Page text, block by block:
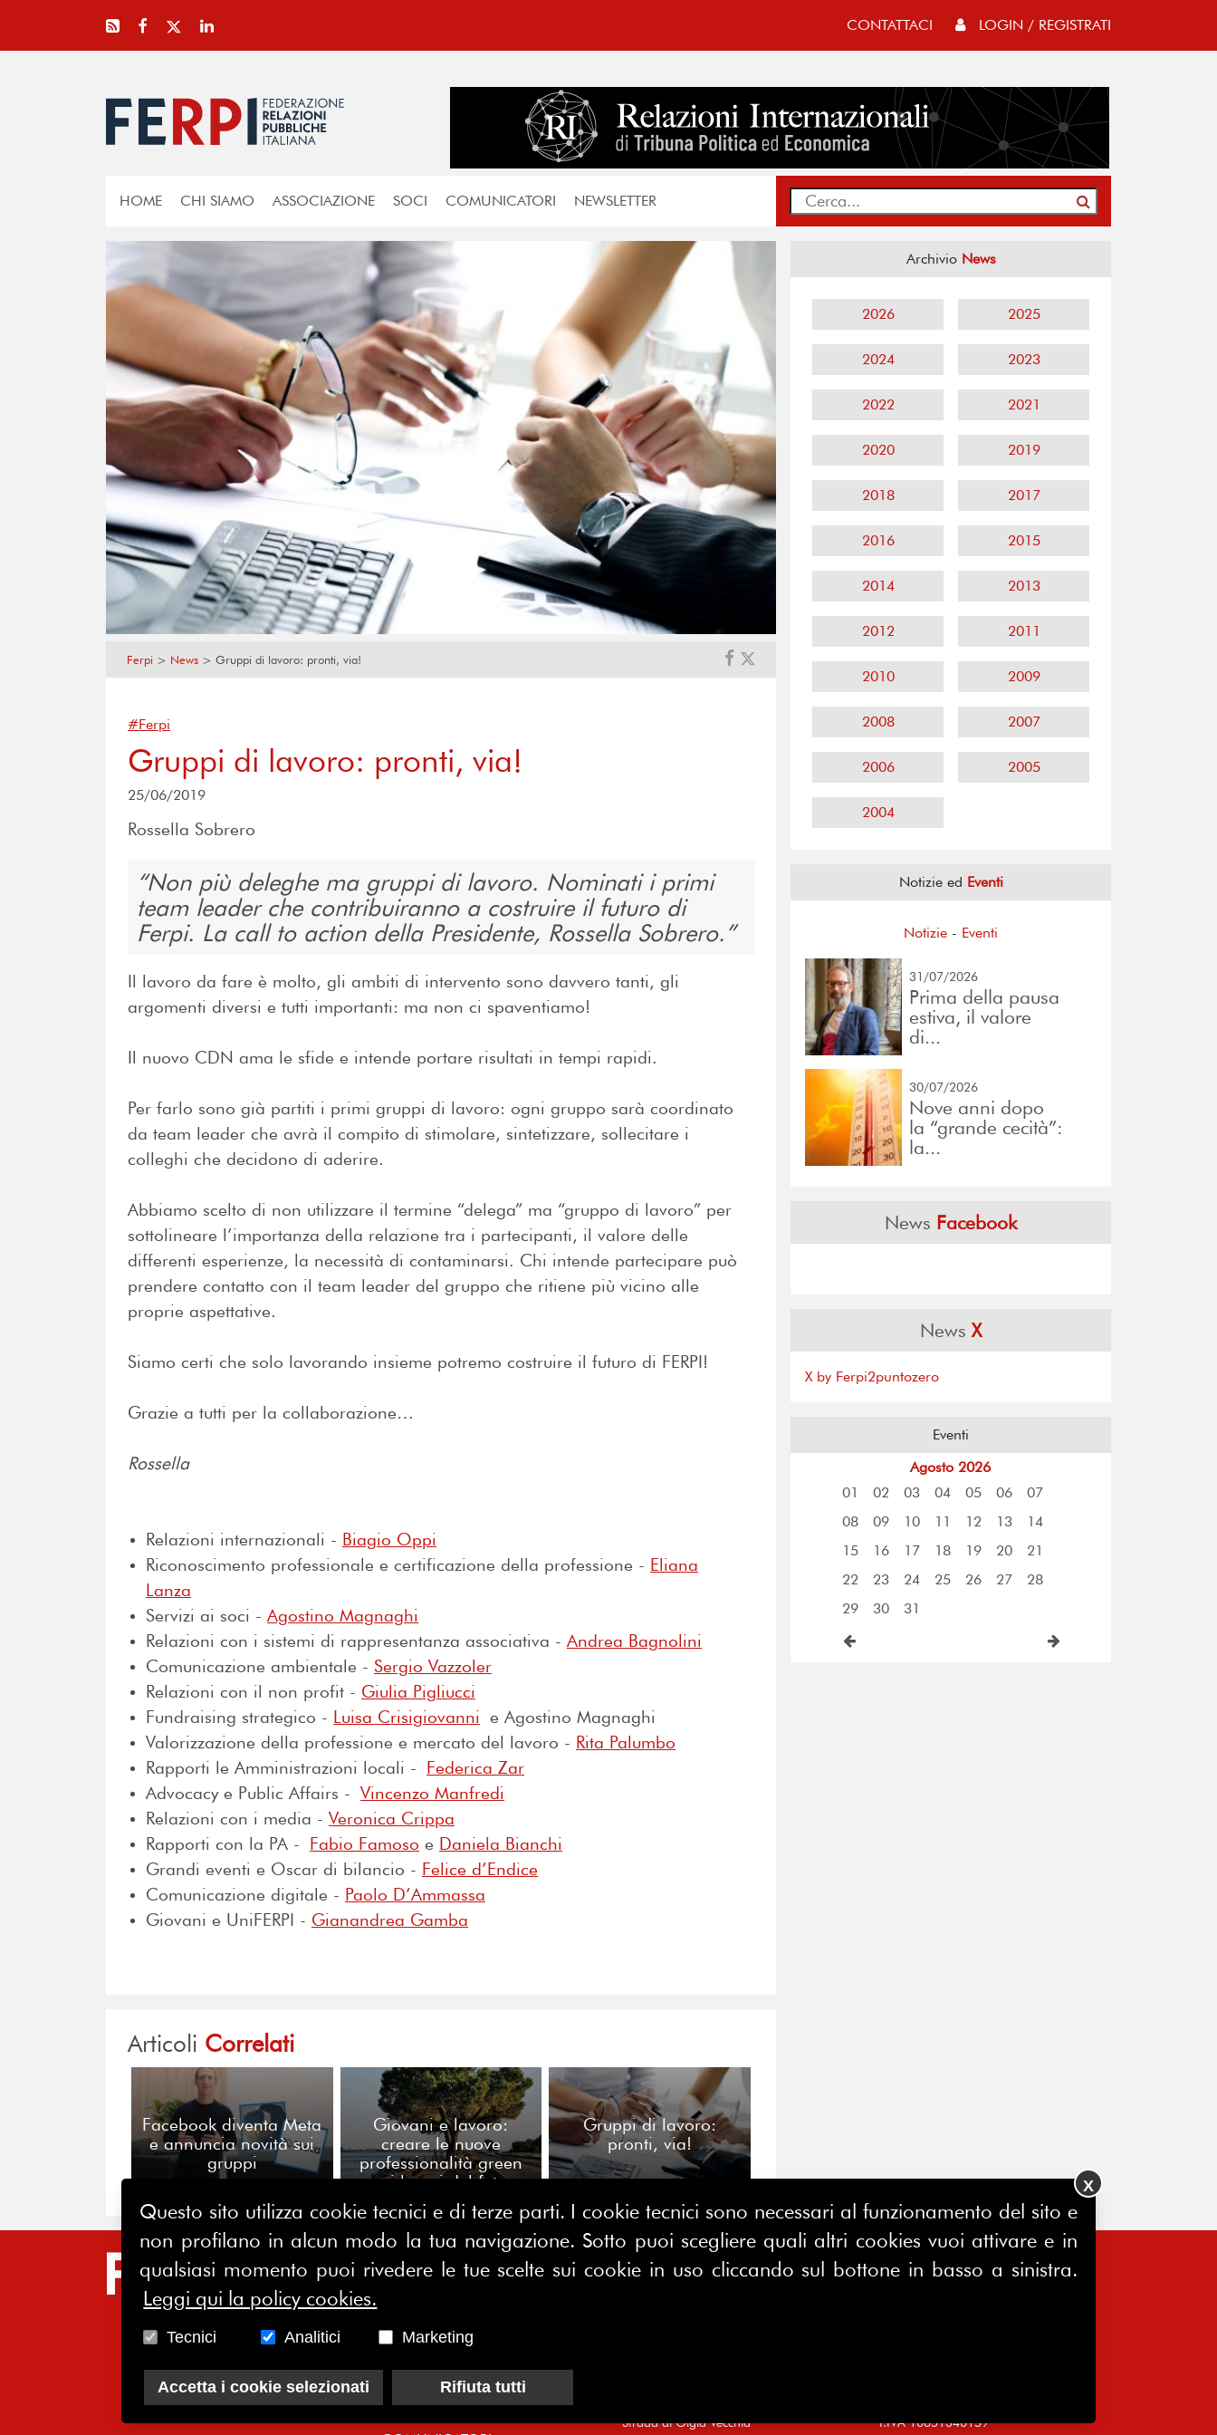
CONTATTACI LOGIN / REGISTRATI
HOME CHI SIAMO ASSOCIAZIONE SOCI COMUNICATORI NEWSLETTER
Ferpi > News > Gruppi di lavoro: pronti, via!
#Ferpi
Gruppi di lavoro: pronti, via!
25/06/2019
Rossella Sobrero
Non più deleghe ma gruppi di lavoro. Nominati i primi
team leader che contribuiranno a costruire il futuro di
Ferpi. La call to action della Presidente, Rossella Sobrero.
Il lavoro da fare è molto, gli ambiti di intervento sono davvero tanti, gli
argomenti diversi e tutti importanti: ma non ci spaventiamo!
Il nuovo CDN ama le sfide e intende portare risultati in tempi rapidi.
Per farlo sono già partiti i primi gruppi di lavoro: ogni gruppo sarà coordinato
da team leader che avrà il compito di stimolare, sintetizzare, sollecitare i
colleghi che decidono di aderire.
Abbiamo scelto di non utilizzare il termine “delega” ma “gruppo di lavoro” per
sottolineare l’importanza della relazione tra i partecipanti, il valore delle
differenti esperienze, la necessità di contaminarsi. Chi intende partecipare può
prendere contatto con il team leader del gruppo che ritiene più vicino alle
proprie aspettative.
Siamo certi che solo lavorando insieme potremo costruire il futuro di FERPI!
Grazie a tutti per la collaborazione…
Rossella
Relazioni internazionali - Biagio Oppi
Riconoscimento professionale e certificazione della professione - Eliana
Lanza
Servizi ai soci - Agostino Magnaghi
Relazioni con i sistemi di rappresentanza associativa - Andrea Bagnolini
Comunicazione ambientale - Sergio Vazzoler
Relazioni con il non profit - Giulia Pigliucci
Fundraising strategico - Luisa Crisigiovanni e Agostino Magnaghi
Valorizzazione della professione e mercato del lavoro - Rita Palumbo
Rapporti le Amministrazioni locali - Federica Zar
Advocacy e Public Affairs - Vincenzo Manfredi
Relazioni con i media - Veronica Crippa
Rapporti con la PA - Fabio Famoso e Daniela Bianchi
Grandi eventi e Oscar di bilancio - Felice d’Endice
Comunicazione digitale - Paolo D’Ammassa
Giovani e UniFERPI - Gianandrea Gamba
Articoli Correlati
Facebook diventa Meta
e annuncia novità sui
gruppi
Giovani e lavoro:
creare le nuove
professionalità green
per i lavori del futuro
Gruppi di lavoro:
pronti, via!
Archivio News
2026 2025
2024 2023
2022 2021
2020 2019
2018 2017
2016 2015
2014 2013
2012 2011
2010 2009
2008 2007
2006 2005
2004
Notizie ed Eventi
Notizie - Eventi
31/07/2026
Prima della pausa
estiva, il valore
di...
30/07/2026
Nove anni dopo
la “grande cecità”:
la...
News Facebook
NewsX
X by Ferpi2puntozero
Eventi
Agosto 2026
01
02 03 04 05 06
07
08
09 10 11 12 13
14
15
16 17 18 19 20
21
22
23 24 25 26 27
28
29
30 31
SITE MAP
CHI SIAMO
ASSOCIAZIONE
SOCI
CONTATTACI
Strada di Olgia Vecchia
P.IVA 10651340159
Questo sito utilizza cookie tecnici e di terze parti. I cookie tecnici sono necessari al funzionamento del sito e
non profilano in alcun modo la tua navigazione. Sotto puoi scegliere quali altri cookies vuoi attivare e in
qualsiasi momento puoi rivedere le tue scelte sui cookie in uso cliccando sul bottone in basso a sinistra.
Leggi qui la policy cookies.
Tecnici Analitici Marketing
Accetta i cookie selezionati Rifiuta tutti
X